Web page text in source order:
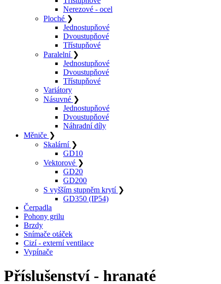
Nerezové - ocel
Ploché ❯
Jednostupňové
Dvoustupňové
Třístupňové
Paralelní ❯
Jednostupňové
Dvoustupňové
Třístupňové
Variátory
Násuvné ❯
Jednostupňové
Dvoustupňové
Náhradní díly
Měniče ❯
Skalární ❯
GD10
Vektorové ❯
GD20
GD200
S vyšším stupněm krytí ❯
GD350 (IP54)
Čerpadla
Pohony grilu
Brzdy
Snímače otáček
Cizí - externí ventilace
Vypínače
Příslušenství - hranaté